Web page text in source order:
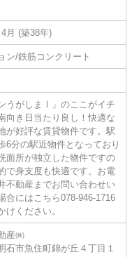
月 (築38年)
ン/鉄筋コンクリート
うがしまⅠ」のここがイチ
向き日当たり良し！快適な
が好評な賃貸物件です。駅
6分の駅近物件となっており
面所が独立した物件ですの
で身支度も快適です。お電
不動産までお問い合わせい
合にはこちら078-946-1716
けください。
産㈱
石市魚住町錦が丘４丁目１